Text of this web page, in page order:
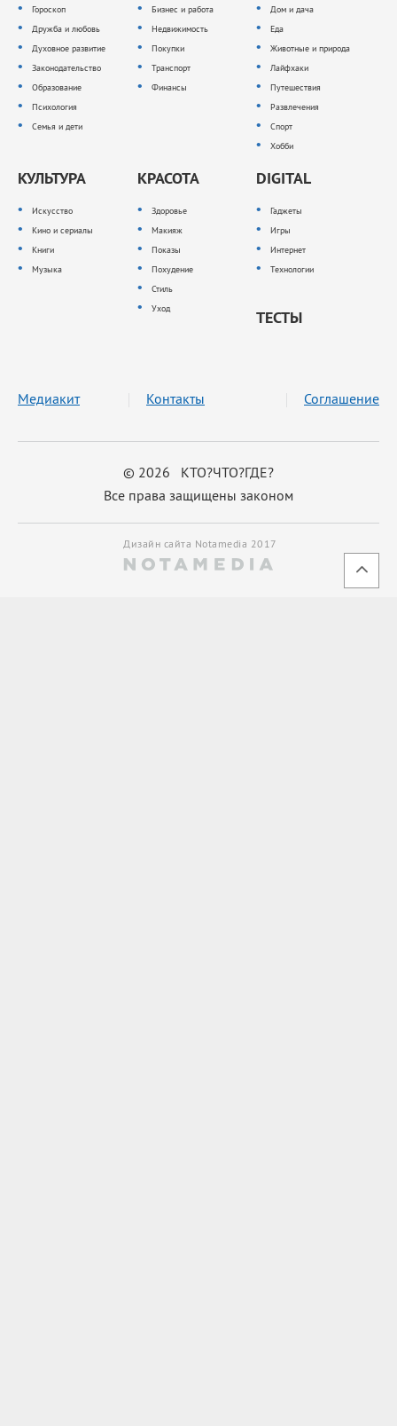
Гороскоп
Дружба и любовь
Духовное развитие
Законодательство
Образование
Психология
Семья и дети
Бизнес и работа
Недвижимость
Покупки
Транспорт
Финансы
Дом и дача
Еда
Животные и природа
Лайфхаки
Путешествия
Развлечения
Спорт
Хобби
КУЛЬТУРА
Искусство
Кино и сериалы
Книги
Музыка
КРАСОТА
Здоровье
Макияж
Показы
Похудение
Стиль
Уход
DIGITAL
Гаджеты
Игры
Интернет
Технологии
ТЕСТЫ
© 2026 КТО?ЧТО?ГДЕ?
Все права защищены законом
Медиакит Контакты Соглашение
Дизайн сайта Notamedia 2017